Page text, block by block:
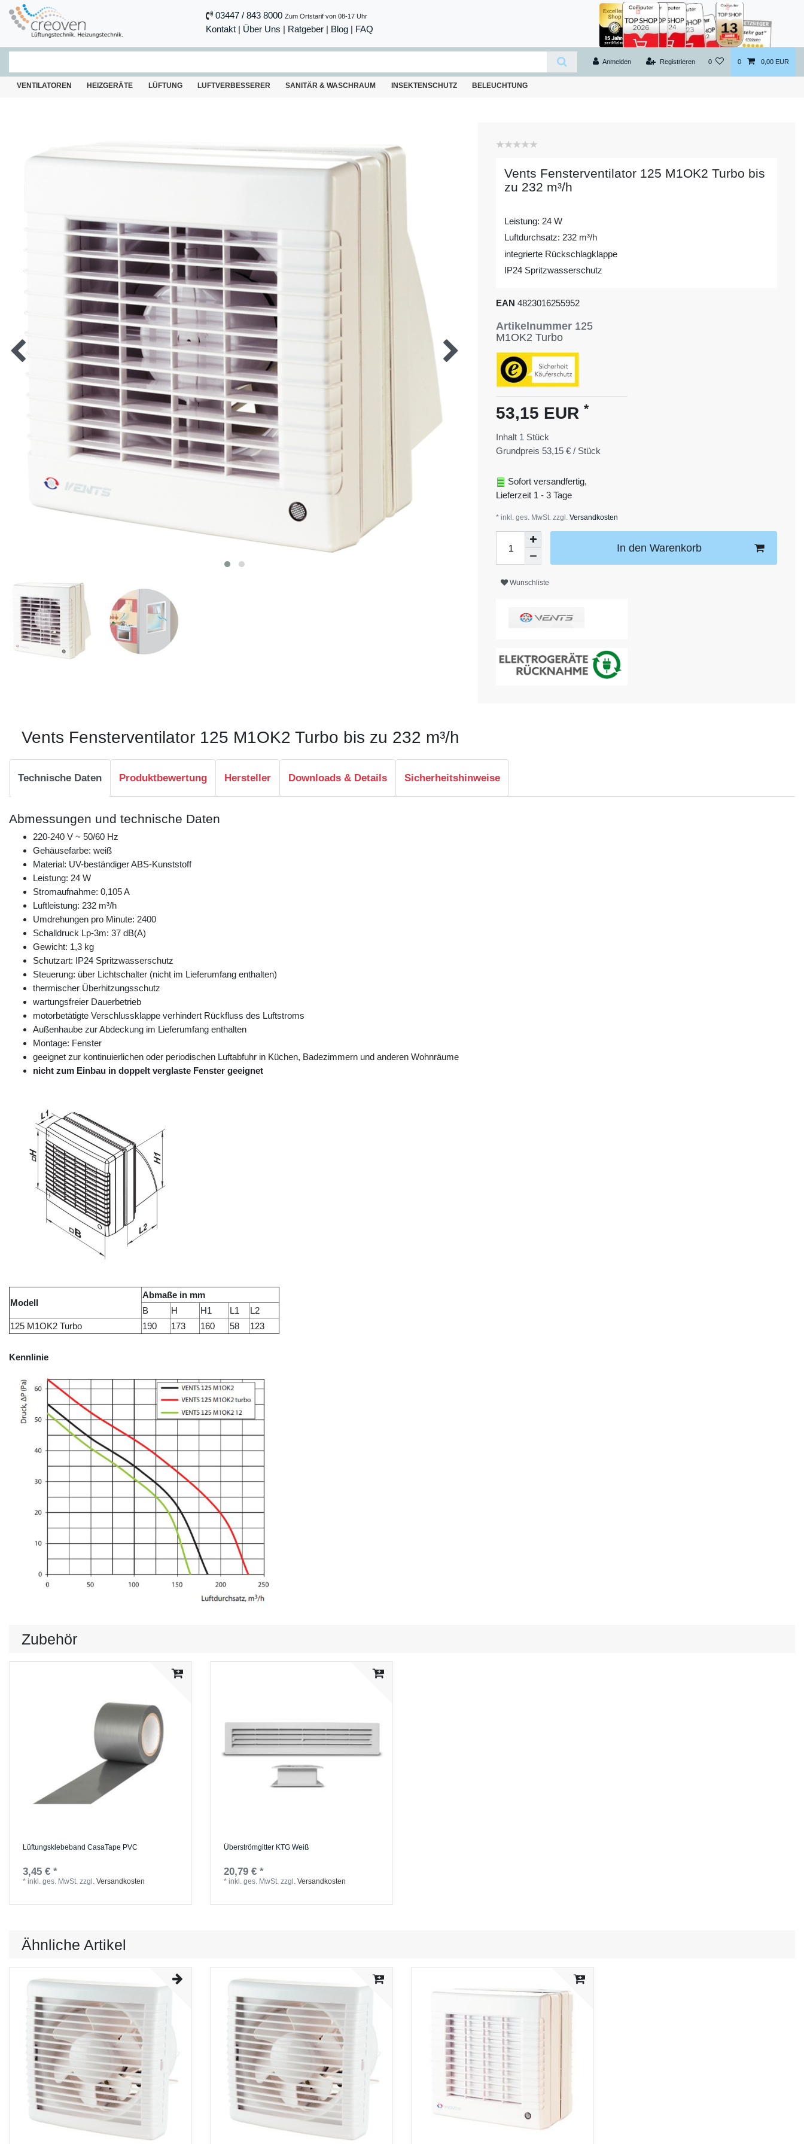
03447 / 843 8000 Zum Ortstarif von 08-17 Uhr
Kontakt| Über Uns | Ratgeber| Blog | FAQ
Anmelden Registrieren 0 0 0,00 EUR
VENTILATOREN HEIZGERÄTE LÜFTUNG LUFTVERBESSERER SANITÄR & WASCHRAUM INSEKTENSCHUTZ BELEUCHTUNG
Vents Fensterventilator 125 M1OK2 Turbo bis
zu 232 m³/h
Leistung: 24 W
Luftdurchsatz: 232 m³/h
integrierte Rückschlagklappe
IP24 Spritzwasserschutz
EAN 4823016255952
Artikelnummer 125
M1OK2 Turbo
53,15 EUR *
Inhalt 1 Stück
Grundpreis 53,15 € / Stück
Sofort versandfertig,
Lieferzeit 1 - 3 Tage
* inkl. ges. MwSt. zzgl. Versandkosten
In den Warenkorb
Wunschliste
Vents Fensterventilator 125 M1OK2 Turbo bis zu 232 m³/h
Technische Daten Produktbewertung Hersteller Downloads & Details Sicherheitshinweise
Abmessungen und technische Daten
220-240 V ~ 50/60 Hz
Gehäusefarbe: weiß
Material: UV-beständiger ABS-Kunststoff
Leistung: 24 W
Stromaufnahme: 0,105 A
Luftleistung: 232 m³/h
Umdrehungen pro Minute: 2400
Schalldruck Lp-3m: 37 dB(A)
Gewicht: 1,3 kg
Schutzart: IP24 Spritzwasserschutz
Steuerung: über Lichtschalter (nicht im Lieferumfang enthalten)
thermischer Überhitzungsschutz
wartungsfreier Dauerbetrieb
motorbetätigte Verschlussklappe verhindert Rückfluss des Luftstroms
Außenhaube zur Abdeckung im Lieferumfang enthalten
Montage: Fenster
geeignet zur kontinuierlichen oder periodischen Luftabfuhr in Küchen, Badezimmern und anderen Wohnräume
nicht zum Einbau in doppelt verglaste Fenster geeignet
Modell
Abmaße in mm
B
H H1 L1
L2
125 M1OK2 Turbo
190 173 160 58 123
Kennlinie
Zubehör
Lüftungsklebeband CasaTape PVC
3,45 € *
*inkl. ges. MwSt. zzgl.Versandkosten
Überströmgitter KTG Weiß
20,79 € *
*inkl. ges. MwSt. zzgl.Versandkosten
Ähnliche Artikel